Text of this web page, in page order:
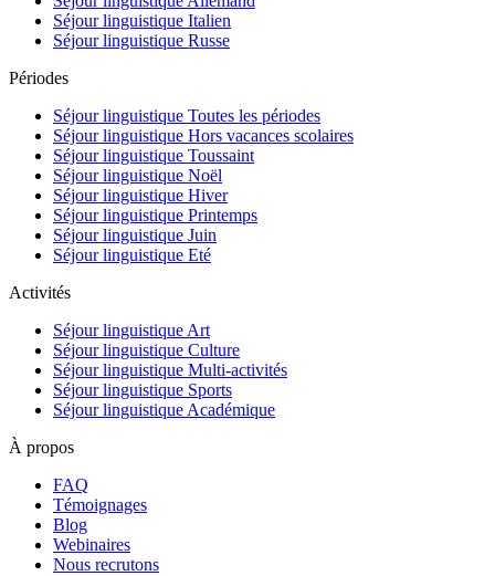
Séjour linguistique Italien
Séjour linguistique Russe
Périodes
Séjour linguistique Toutes les périodes
Séjour linguistique Hors vacances scolaires
Séjour linguistique Toussaint
Séjour linguistique Noël
Séjour linguistique Hiver
Séjour linguistique Printemps
Séjour linguistique Juin
Séjour linguistique Eté
Activités
Séjour linguistique Art
Séjour linguistique Culture
Séjour linguistique Multi-activités
Séjour linguistique Sports
Séjour linguistique Académique
À propos
FAQ
Témoignages
Blog
Webinaires
Nous recrutons